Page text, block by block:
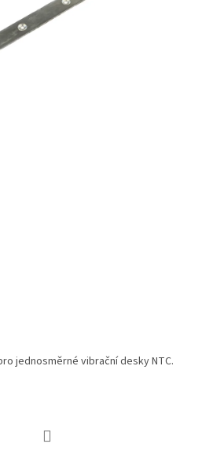
jednosměrné vibrační desky NTC.